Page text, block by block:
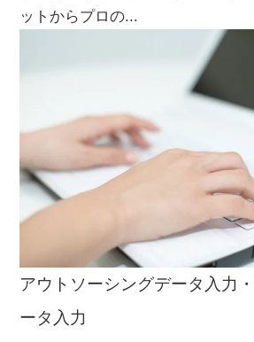
ットからプロの...
アウトソーシングデータ入力
ータ入力